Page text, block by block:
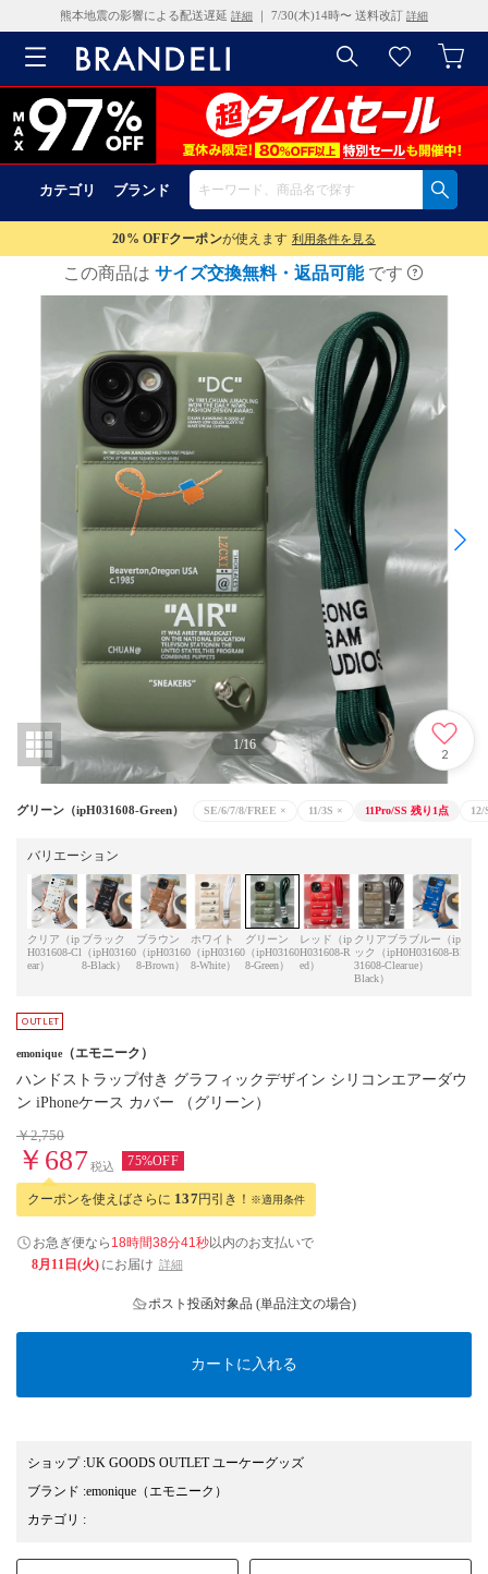
熊本地震の影響による配送遅延 詳細 ｜ 7/30(木)14時〜 送料改訂 詳細
カテゴリ ブランド
20% OFFクーポンが使えます 利用条件を見る
この商品は サイズ交換無料・返品可能 です
1/16
2
グリーン（ipH031608-Green） SE/6/7/8/FREE × 11/3S × 11Pro/SS 残り1点 12/
バリエーション
クリア（ip
H031608-Cl
ear）
ブラック
（ipH03160
8-Black）
ブラウン
（ipH03160
8-Brown）
ホワイト
（ipH03160
8-White）
グリーン
（ipH03160
8-Green）
レッド（ip
H031608-R
ed）
クリアブラ
ック（ipH0
31608-Clear
Black）
ブルー（ip
H031608-Bl
ue）
emonique （エモニーク）
ハンドストラップ付き グラフィックデザイン シリコンエアーダウ
ン iPhoneケース カバー （グリーン）
￥2,750
￥687税込 75%OFF
クーポンを使えばさらに 137円引き！ ※適用条件
お急ぎ便なら 18時間38分40秒以内のお支払いで
8月11日(火) にお届け 詳細
ポスト投函対象品 (単品注文の場合)
カートに入れる
ショップ:UK GOODS OUTLET ユーケーグッズ
ブランド :emonique （エモニーク）
カテゴリ :